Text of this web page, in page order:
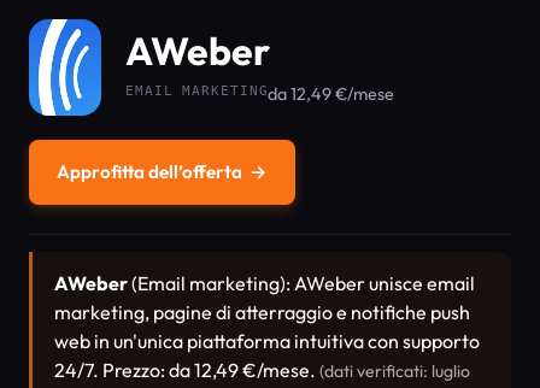
AWeber
EMAIL MARKETINGda 12,49 €/mese
Approfitta dell’offerta →
AWeber(Email marketing): AWeber unisce email
marketing, pagine di atterraggio e notifiche push
web in un'unica piattaforma intuitiva con supporto
24/7. Prezzo: da 12,49 €/mese. (dati verificati: luglio